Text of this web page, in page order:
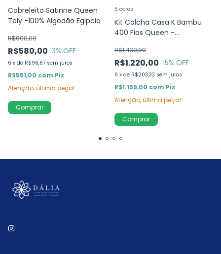
Cobreleito Satinne Queen
Tely -100% Algodão Egipcio
R$580,00
R$600,00
3% OFF
6 x de R$96,67 sem juros
R$551,00 com Pix
Atenção, última peça!
Kit Colcha Casa K Bambu
400 Fios Queen -
R$1.220,00
R$1.430,00
15% OFF
6 x de R$203,33 sem juros
R$1.159,00 com Pix
Atenção, última peça!
5 cores
Comprar